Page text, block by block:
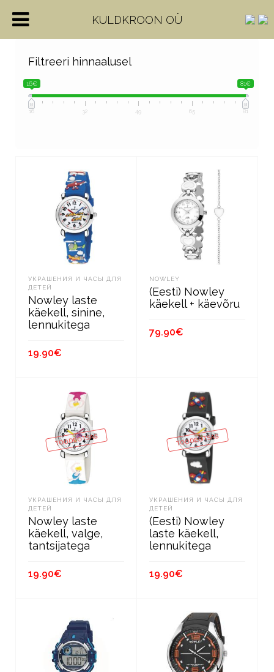
Filtreeri hinnaalusel
16€ 81€
16 32 49 65 81
УКРАШЕНИЯ И ЧАСЫ ДЛЯ
ДЕТЕЙ
Nowley laste
käekell, sinine,
lennukitega
19.90€
NOWLEY
(Eesti) Nowley
käekell + käevõru
79.90€
TOODE OTSAS
УКРАШЕНИЯ И ЧАСЫ ДЛЯ
ДЕТЕЙ
Nowley laste
käekell, valge,
tantsijatega
19.90€
TOODE OTSAS
УКРАШЕНИЯ И ЧАСЫ ДЛЯ
ДЕТЕЙ
(Eesti) Nowley
laste käekell,
lennukitega
19.90€
KULDKROON OÜ